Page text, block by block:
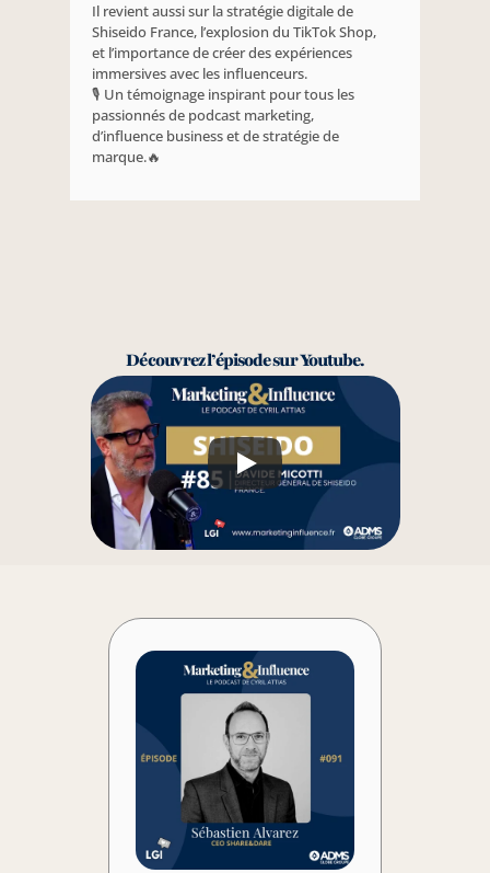
Il revient aussi sur la stratégie digitale de
Shiseido France, l’explosion du TikTok Shop,
et l’importance de créer des expériences
immersives avec les influenceurs.
🎙 Un témoignage inspirant pour tous les
passionnés de podcast marketing,
d’influence business et de stratégie de
marque.🔥
Découvrez l’épisode sur Youtube.